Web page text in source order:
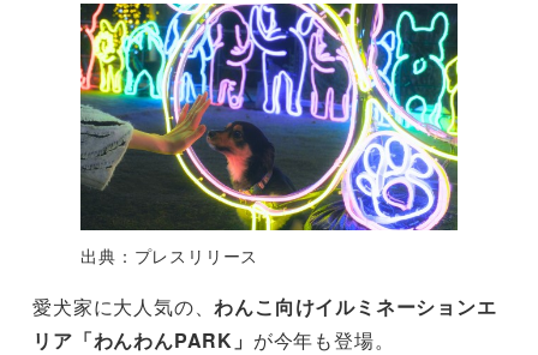
出典：プレスリリース
愛犬家に大人気の、わんこ向けイルミネーションエ
リア「わんわんPARK」 が今年も登場。